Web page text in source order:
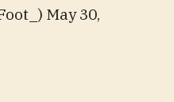
May 30,